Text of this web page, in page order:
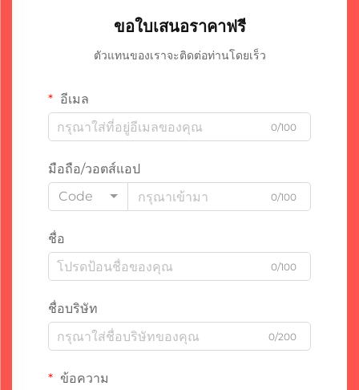
ขอใบเสนอราคาฟรี
ตัวแทนของเราจะติดต่อท่านโดยเร็ว
อีเมล
0/100
มือถือ/วอตส์แอป
Code
0/100
ชื่อ
0/100
ชื่อบริษัท
0/200
ข้อความ